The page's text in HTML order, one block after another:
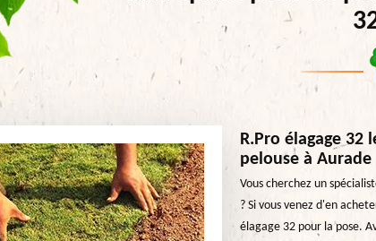
R.Pro élagage 32
pelouse à Aurade
Vous cherchez un
? Si vous venez d'en
élagage 32 pour la pose.